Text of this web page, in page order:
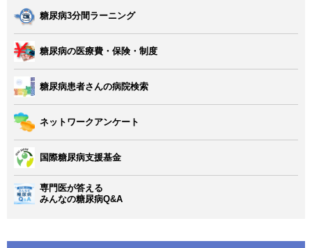
糖尿病3分間ラーニング
糖尿病の医療費・保険・制度
糖尿病患者さんの病院検索
ネットワークアンケート
国際糖尿病支援基金
専門医が答える
みんなの糖尿病Q&A